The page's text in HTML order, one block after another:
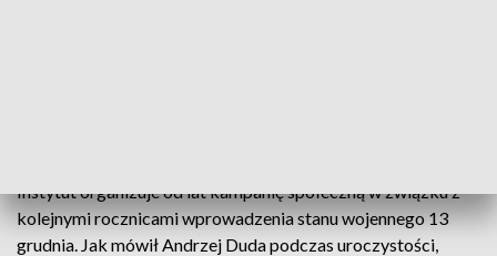
Instytut organizuje od lat kampanię społeczną w związku z
kolejnymi rocznicami wprowadzenia stanu wojennego 13
grudnia. Jak mówił Andrzej Duda podczas uroczystości,